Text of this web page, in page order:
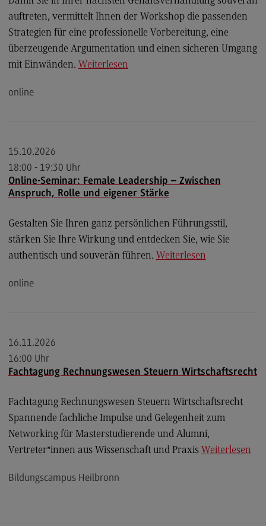
Elektrotechnik und Informationstechnik
Elektrotechnik und Informationstechnik
Profil-O-Mat Elektrotechnik und
Rahmenbedingungen
Entrepreneurship
Modulangebot
Berufsperspektiven
Executive Engineering
Besonderheiten und Highlights
Berufsperspektiven
Finance
Finance
Berufsperspektiven
auftreten, vermittelt Ihnen der Workshop die passenden
Strategien für eine professionelle Vorbereitung, eine
überzeugende Argumentation und einen sicheren Umgang
mit Einwänden. Weiterlesen
online
15.10.2026
18:00 - 19:30 Uhr
Online-Seminar: Female Leadership – Zwischen
Anspruch, Rolle und eigener Stärke
Gestalten Sie Ihren ganz persönlichen Führungsstil,
stärken Sie Ihre Wirkung und entdecken Sie, wie Sie
authentisch und souverän führen. Weiterlesen
online
16.11.2026
16:00 Uhr
Fachtagung Rechnungswesen Steuern Wirtschaftsrecht
Fachtagung Rechnungswesen Steuern Wirtschaftsrecht
Spannende fachliche Impulse und Gelegenheit zum
Networking für Masterstudierende und Alumni,
Vertreter*innen aus Wissenschaft und Praxis Weiterlesen
Bildungscampus Heilbronn